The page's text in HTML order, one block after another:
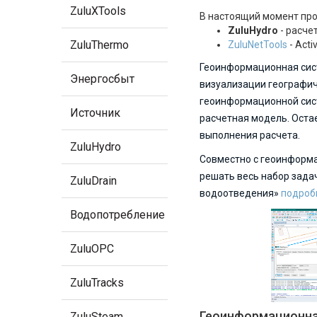
ZuluXTools
ZuluThermo
Энергосбыт
Источник
ZuluHydro
ZuluDrain
Водопотребление
ZuluOPC
ZuluTracks
В настоящий момент
ZuluHydro -
ZuluNetTools -
Геоинформационная
визуализации
геоинформационной
расчетная модель.
выполнения расчета.
Совместно с
решать весь набор
водоотведения»